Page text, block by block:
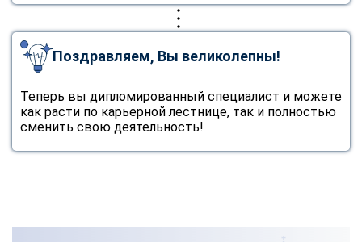
Поздравляем, Вы великолепны!
Теперь вы дипломированный специалист и можете
как расти по карьерной лестнице, так и полностью
сменить свою деятельность!